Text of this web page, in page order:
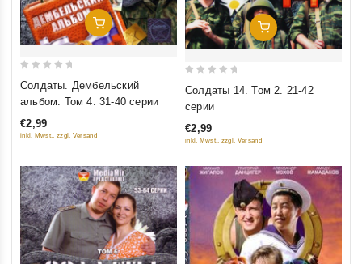
Добавить В Корзину
5
Солдаты. Дембельский
альбом. Том 4. 31-40 серии
€2,99
inkl. Mwst., zzgl. Versand
Добавить В Корзину
5
Солдаты 14. Том 2. 21-42
серии
€2,99
inkl. Mwst., zzgl. Versand